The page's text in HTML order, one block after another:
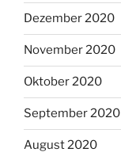
Dezember 2020
November 2020
Oktober 2020
September 2020
August 2020